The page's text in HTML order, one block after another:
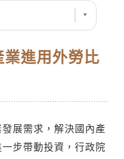
進用外勞比
展需求，解決國內產
步帶動投資，行政院